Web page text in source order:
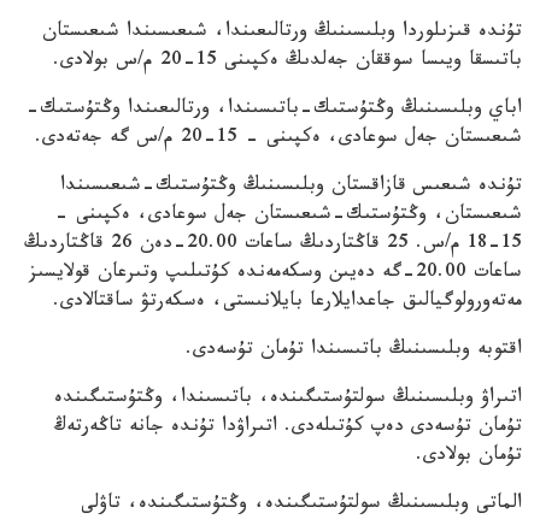
تۇندە قىزىلوردا وبلىسىنىڭ ورتالىعىندا، شىعىسىندا شىعىستان
باتىسقا ويىسا سوققان جەلدىڭ ەكپىنى 15-20 م/س بولادى.
اباي وبلىسىنىڭ وڭتۇستىك-باتىسىندا، ورتالىعىندا وڭتۇستىك-
شىعىستان جەل سوعادى، ەكپىنى - 15-20 م/س گە جەتەدى.
تۇندە شىعىس قازاقستان وبلىسىنىڭ وڭتۇستىك-شىعىسىندا
شىعىستان، وڭتۇستىك-شىعىستان جەل سوعادى، ەكپىنى -
15-18 م/س. 25 قاڭتاردىڭ ساعات 20.00-دەن 26 قاڭتاردىڭ
ساعات 20.00-گە دەيىن وسكەمەندە كۇتىلىپ وتىرعان قولايسىز
مەتەورولوگيالىق جاعدايلارعا بايلانىستى، ەسكەرتۋ ساقتالادى.
اقتوبە وبلىسىنىڭ باتىسىندا تۇمان تۇسەدى.
اتىراۋ وبلىسىنىڭ سولتۇستىگىندە، باتىسىندا، وڭتۇستىگىندە
تۇمان تۇسەدى دەپ كۇتىلەدى. اتىراۋدا تۇندە جانە تاڭەرتەڭ
تۇمان بولادى.
الماتى وبلىسىنىڭ سولتۇستىگىندە، وڭتۇستىگىندە، تاۋلى